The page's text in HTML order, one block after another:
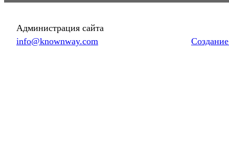
Администрация сайта
info@knownway.com